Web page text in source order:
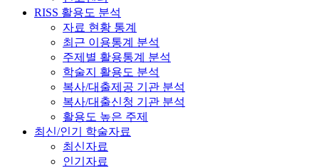
RISS 활용도 분석
자료 현황 통계
최근 이용통계 분석
주제별 활용통계 분석
학술지 활용도 분석
복사/대출제공 기관 분석
복사/대출신청 기관 분석
활용도 높은 주제
최신/인기 학술자료
최신자료
인기자료